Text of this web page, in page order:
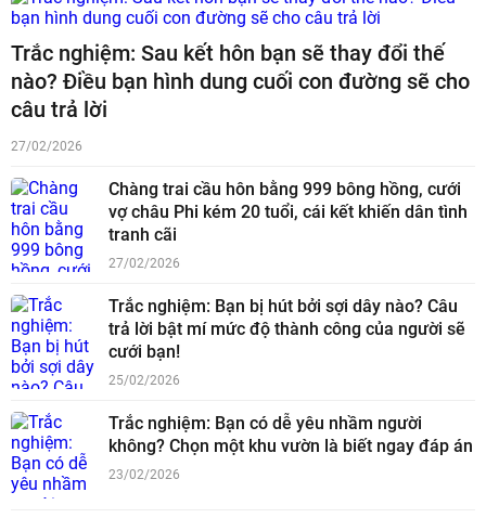
Trắc nghiệm: Sau kết hôn bạn sẽ thay đổi thế
nào? Điều bạn hình dung cuối con đường sẽ cho
câu trả lời
27/02/2026
Chàng trai cầu hôn bằng 999 bông hồng, cưới
vợ châu Phi kém 20 tuổi, cái kết khiến dân tình
tranh cãi
27/02/2026
Trắc nghiệm: Bạn bị hút bởi sợi dây nào? Câu
trả lời bật mí mức độ thành công của người sẽ
cưới bạn!
25/02/2026
Trắc nghiệm: Bạn có dễ yêu nhầm người
không? Chọn một khu vườn là biết ngay đáp án
23/02/2026